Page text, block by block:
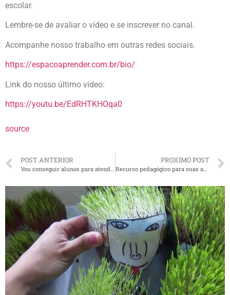
escolar.
Lembre-se de avaliar o vídeo e se inscrever no canal.
Acompanhe nosso trabalho em outras redes sociais.
https://espacoaprender.com.br/bio/
Link do nosso último vídeo:
https://youtu.be/EdRHTKHOqa0
source
POST ANTERIOR
Vou conseguir alunos para atendimento pedagógico ou reforço escolar?
PROXIMO POST
Recurso pedagógico para suas aulas de reforço escolar